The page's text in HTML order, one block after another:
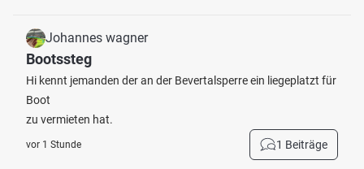
Johannes wagner
Bootssteg
Hi kennt jemanden der an der Bevertalsperre ein liegeplatzt für
Boot
zu vermieten hat.
vor 1 Stunde 1 Beiträge